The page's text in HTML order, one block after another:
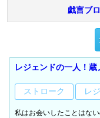
戯言ブ
レジェンドの一人！蔵
ストローク レ
私はお会いしたことはない